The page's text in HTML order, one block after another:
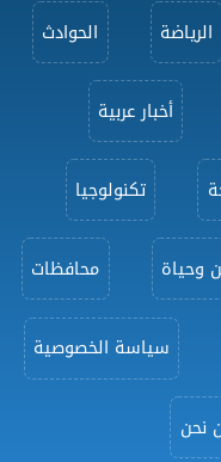
الرياضة الحوادث
أخبار عربية
تكنولوجيا
وحياة محافظات
سياسة الخصوصية
نحن